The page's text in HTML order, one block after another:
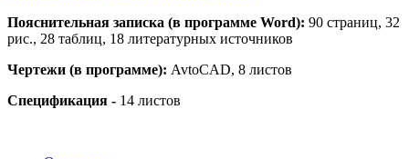
Пояснительная записка (в программе Word): 90 страниц, 32
рис., 28 таблиц, 18 литературных источников
Чертежи (в программе): AvtoCAD, 8 листов
Спецификация - 14 листов